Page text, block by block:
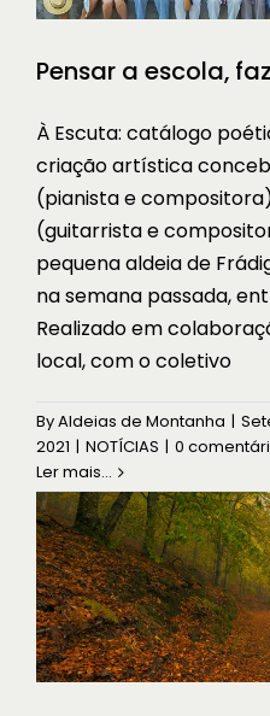
Pensar a escola,
À Escuta: catálogo
criação artística
(pianista e
(guitarrista e
pequena aldeia de
na semana passada,
Realizado em
local, com o coletivo
ByAldeias de Montanha |
2021 | NOTÍCIAS | 0
Ler mais...
À